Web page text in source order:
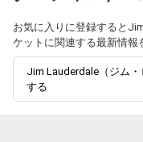
お気に入りに登録すると
ケットに関連する最新情報
Jim Lauderdale（ジム
する